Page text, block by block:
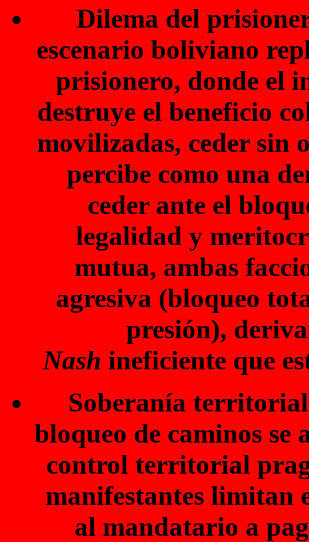
Dilema del
escenario boliviano
prisionero, donde el
destruye el beneficio
movilizadas, ceder sin
percibe como una
ceder ante el
legalidad y
mutua, ambas
agresiva (bloqueo
presión),
Nash ineficiente que
Soberanía
bloqueo de caminos se
control territorial
manifestantes limitan
al mandatario a